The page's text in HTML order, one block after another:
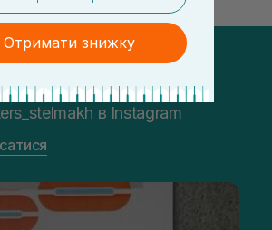
в Instagram
Отримати знижку